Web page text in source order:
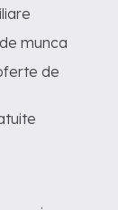
munca
de